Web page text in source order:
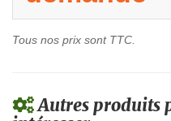
Tous nos prix sont TTC.
Autres produits